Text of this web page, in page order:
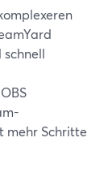
mehr Schritte